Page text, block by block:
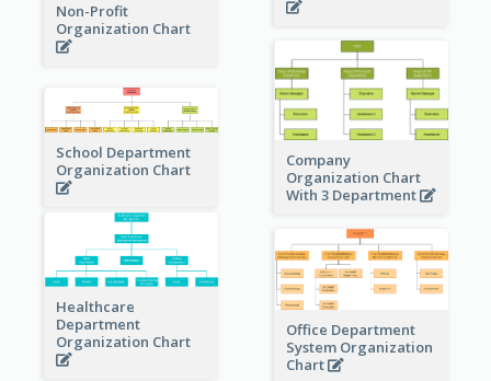
Non-Profit
Organization Chart
Company
Organization Chart
With 3 Department
School Department
Organization Chart
Healthcare
Department
Organization Chart
Office Department
System Organization
Chart